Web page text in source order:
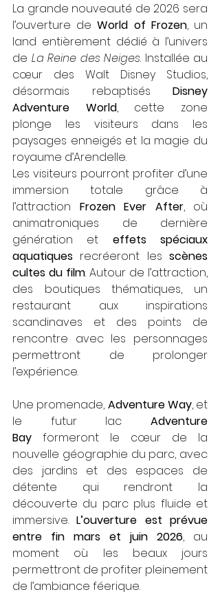
La grande nouveauté de 2026 sera
l’ouverture de World of Frozen, un
land entièrement dédié à l’univers
de La Reine des Neiges. Installée au
cœur des Walt Disney Studios,
désormais rebaptisés Disney
Adventure World, cette zone
plonge les visiteurs dans les
paysages enneigés et la magie du
royaume d’Arendelle.
Les visiteurs pourront profiter d’une
immersion totale grâce à
l’attraction Frozen Ever After, où
animatroniques de dernière
génération et effets spéciaux
aquatiques recréeront les scènes
cultes du film. Autour de l’attraction,
des boutiques thématiques, un
restaurant aux inspirations
scandinaves et des points de
rencontre avec les personnages
permettront de prolonger
l’expérience.
Une promenade, Adventure Way, et
le futur lac Adventure
Bay formeront le cœur de la
nouvelle géographie du parc, avec
des jardins et des espaces de
détente qui rendront la
découverte du parc plus fluide et
immersive. L’ouverture est prévue
entre fin mars et juin 2026, au
moment où les beaux jours
permettront de profiter pleinement
de l’ambiance féerique.